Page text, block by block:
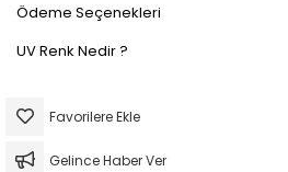
Ödeme Seçenekleri
UV Renk Nedir ?
Favorilere Ekle
Gelince Haber Ver